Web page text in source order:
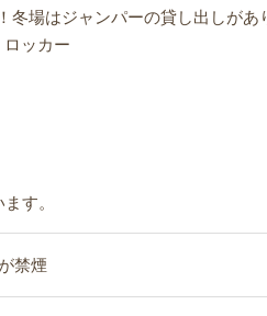
冬場はジャンパーの貸し出しがあ
ッカー
す。
禁煙